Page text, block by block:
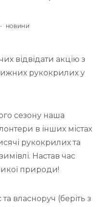
О
Б
Л
В
У
НОВИНИ
відвідати акцію з
рукокрилих у
сезону наша
в інших містах
рукокрилих та
Настав час
природи!
власноруч (беріть з